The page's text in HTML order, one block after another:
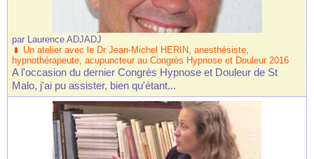
par Laurence ADJADJ
Un atelier avec le Dr Jean-Michel HERIN, anesthésiste,
hypnothérapeute, acupuncteur au Congrès Hypnose et Douleur 2016
A l'occasion du dernier Congrès Hypnose et Douleur de St
Malo, j'ai pu assister, bien qu'étant...